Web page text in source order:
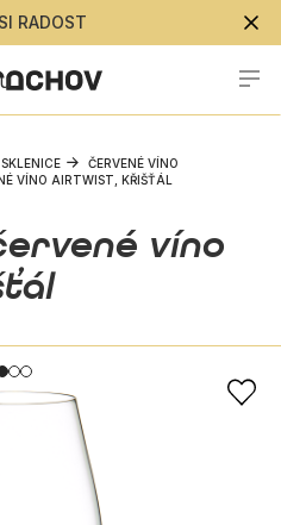
RADOST
SKLENICE
ČERVENÉ VÍNO
VÍNO AIRTWIST, KŘIŠŤÁL
víno